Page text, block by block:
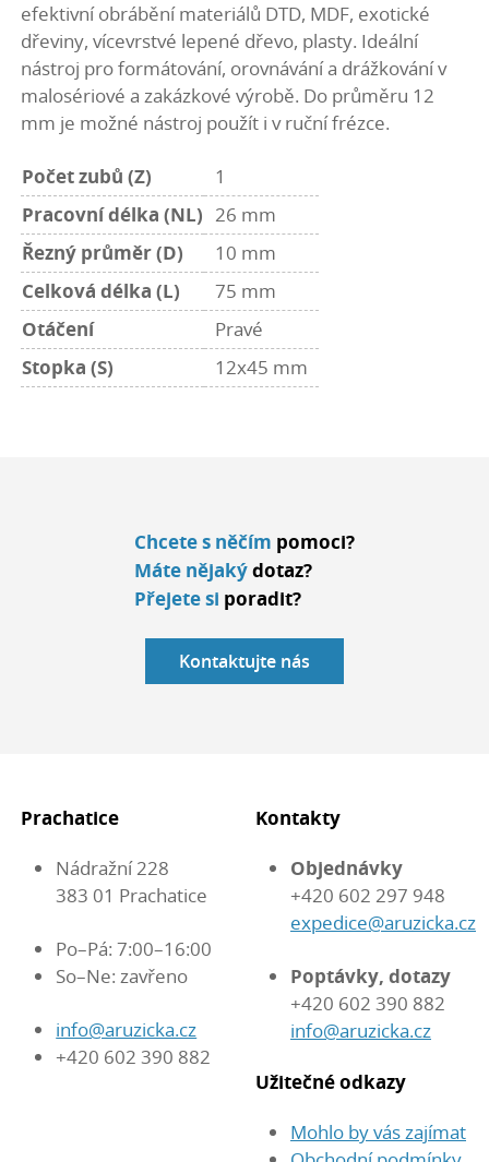
efektivní obrábění materiálů DTD, MDF, exotické
dřeviny, vícevrstvé lepené dřevo, plasty. Ideální
nástroj pro formátování, orovnávání a drážkování v
malosériové a zakázkové výrobě. Do průměru 12
mm je možné nástroj použít i v ruční frézce.
Počet zubů (Z)
1
Pracovní délka (NL) 26 mm
Řezný průměr (D)
10 mm
Celková délka (L)
75 mm
Otáčení
Pravé
Stopka (S)
12x45 mm
Chcete s něčím pomoci?
Máte nějakýdotaz?
Přejete si poradit?
Kontaktujte nás
Prachatice
Nádražní 228
383 01 Prachatice
Po–Pá: 7:00–16:00
So–Ne: zavřeno
info@aruzicka.cz
+420 602 390 882
Kontakty
Objednávky
+420 602 297 948
expedice@aruzicka.cz
Poptávky, dotazy
+420 602 390 882
info@aruzicka.cz
Užitečné odkazy
Mohlo by vás zajímat